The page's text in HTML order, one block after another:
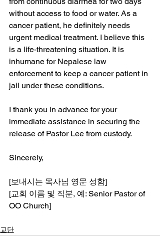
without access to food or water. As a
cancer patient, he definitely needs
urgent medical treatment. I believe this
is a life-threatening situation. It is
inhumane for Nepalese law
enforcement to keep a cancer patient in
jail under these conditions.
I thank you in advance for your
immediate assistance in securing the
release of Pastor Lee from custody.
Sincerely,
[보내시는 목사님 영문 성함]
[교회 이름 및 직분, 예: Senior Pastor of
OO Church]
교단